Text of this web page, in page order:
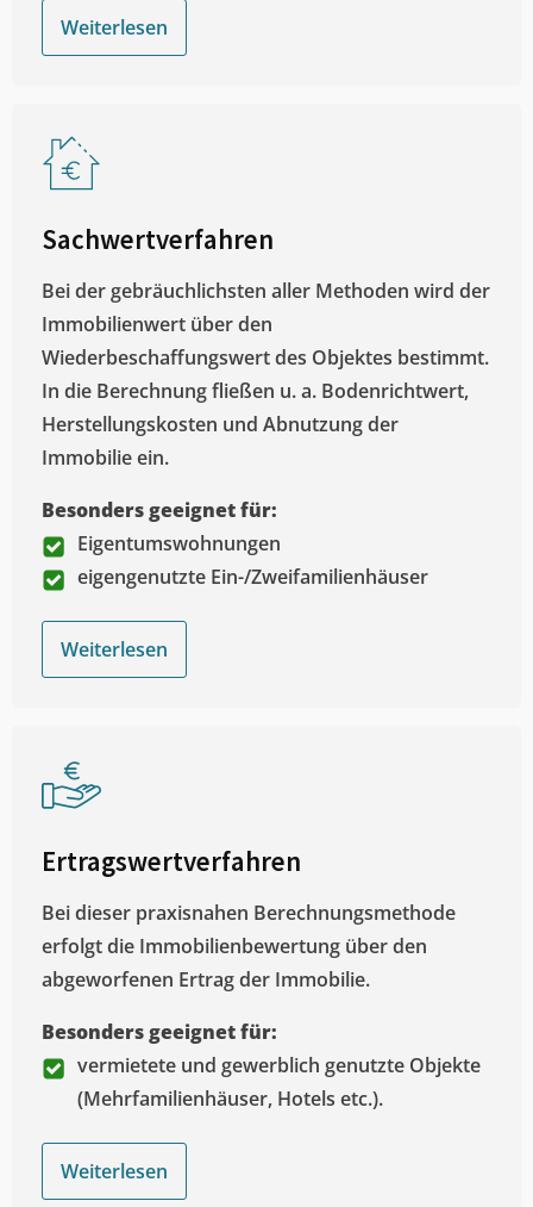
Weiterlesen
Sachwertverfahren
Bei der gebräuchlichsten aller Methoden wird der
Immobilienwert über den
Wiederbeschaffungswert des Objektes bestimmt.
In die Berechnung fließen u. a. Bodenrichtwert,
Herstellungskosten und Abnutzung der
Immobilie ein.
Besonders geeignet für:
Eigentumswohnungen
eigengenutzte Ein-/Zweifamilienhäuser
Weiterlesen
Ertragswertverfahren
Bei dieser praxisnahen Berechnungsmethode
erfolgt die Immobilienbewertung über den
abgeworfenen Ertrag der Immobilie.
Besonders geeignet für:
vermietete und gewerblich genutzte Objekte
(Mehrfamilienhäuser, Hotels etc.).
Weiterlesen